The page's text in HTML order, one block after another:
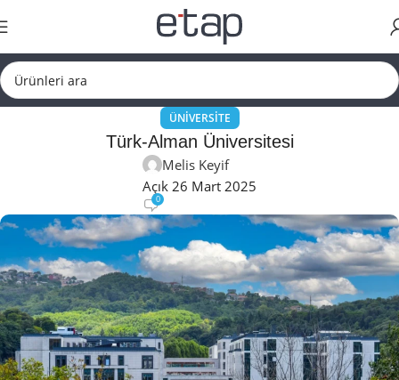
ÜNIVERSITE
Türk-Alman Üniversitesi
Melis Keyif
Açık 26 Mart 2025
0